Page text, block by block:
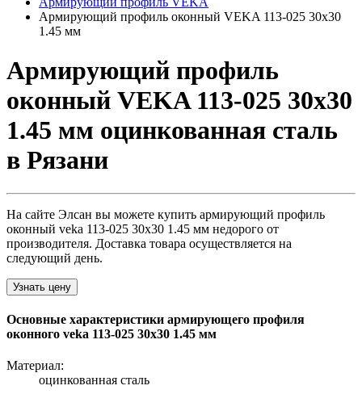
Армирующий профиль оконный VEKA 113-025 30х30
1.45 мм
Армирующий профиль
оконный VEKA 113-025 30х30
1.45 мм оцинкованная сталь
в Рязани
На сайте Элсан вы можете купить армирующий профиль
оконный veka 113-025 30х30 1.45 мм недорого от
производителя. Доставка товара осуществляется на
следующий день.
Узнать цену
Основные характеристики армирующего профиля
оконного veka 113-025 30х30 1.45 мм
Материал:
оцинкованная сталь